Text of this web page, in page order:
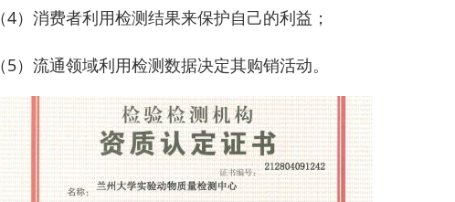
（4）消费者利用检测结果来保护自己的利益；
（5）流通领域利用检测数据决定其购销活动。